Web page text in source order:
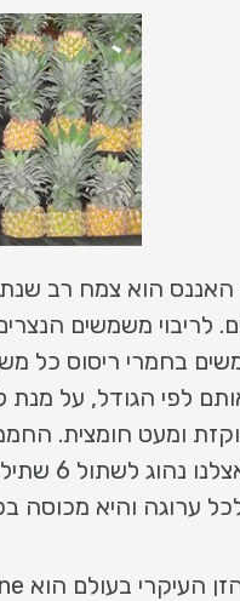
האננס הוא צמח רב
לריבוי משמשים
בחמרי ריסוס כל
אותם לפי הגודל, על
והיא מכוסה בפלסטיק